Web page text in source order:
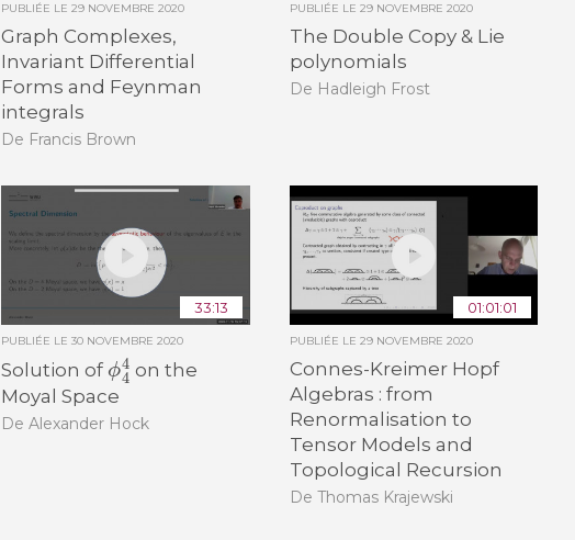
PUBLIÉE LE29 NOVEMBRE 2020
Graph Complexes,
Invariant Differential
Forms and Feynman
integrals
De Francis Brown
PUBLIÉE LE 29 NOVEMBRE 2020
The Double Copy & Lie
polynomials
De Hadleigh Frost
33:13
PUBLIÉE LE30 NOVEMBRE 2020
Solution of
ϕ 4
on the
Moyal Space
De Alexander Hock
01:01:01
PUBLIÉE LE 29 NOVEMBRE 2020
Connes-Kreimer Hopf
Algebras : from
Renormalisation to
Tensor Models and
Topological Recursion
De Thomas Krajewski